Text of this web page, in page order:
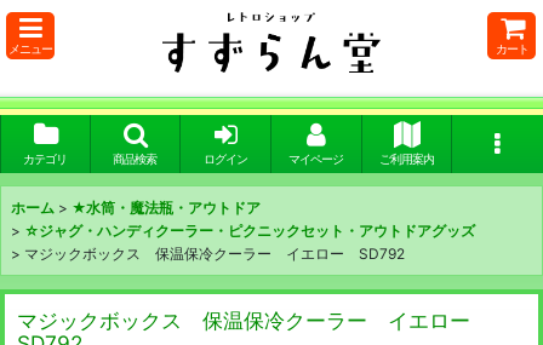
メニュー カート
カテゴリ 商品検索 ログイン マイページ ご利用案内
ホーム > ★水筒・魔法瓶・アウトドア
> ☆ジャグ・ハンディクーラー・ピクニックセット・アウトドアグッズ
> マジックボックス 保温保冷クーラー イエロー SD792
マジックボックス 保温保冷クーラー イエロー